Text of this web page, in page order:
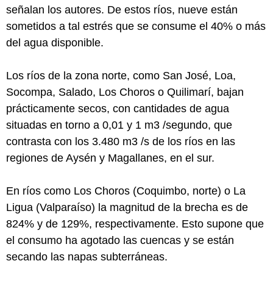
señalan los autores. De estos ríos, nueve están
sometidos a tal estrés que se consume el 40% o más
del agua disponible.
Los ríos de la zona norte, como San José, Loa,
Socompa, Salado, Los Choros o Quilimarí, bajan
prácticamente secos, con cantidades de agua
situadas en torno a 0,01 y 1 m3 /segundo, que
contrasta con los 3.480 m3 /s de los ríos en las
regiones de Aysén y Magallanes, en el sur.
En ríos como Los Choros (Coquimbo, norte) o La
Ligua (Valparaíso) la magnitud de la brecha es de
824% y de 129%, respectivamente. Esto supone que
el consumo ha agotado las cuencas y se están
secando las napas subterráneas.